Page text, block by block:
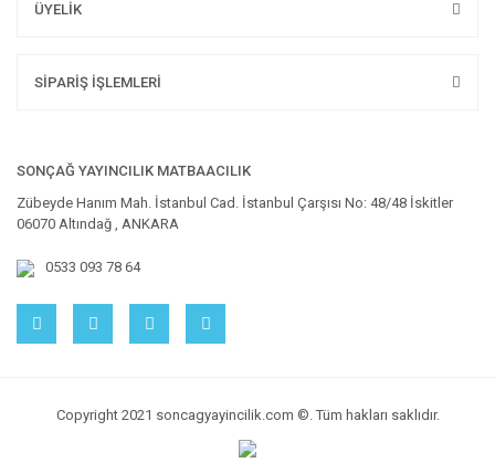
ÜYELİK
SİPARİŞ İŞLEMLERİ
SONÇAĞ YAYINCILIK MATBAACILIK
Zübeyde Hanım Mah. İstanbul Cad. İstanbul Çarşısı No: 48/48 İskitler
06070 Altındağ , ANKARA
0533 093 78 64
Copyright 2021 soncagyayincilik.com ©. Tüm hakları saklıdır.